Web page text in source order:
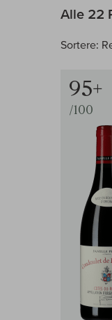
Alle 22
Sortere:
95+
/100